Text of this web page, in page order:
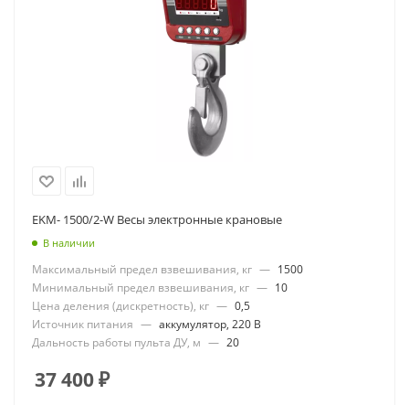
EKM- 1500/2-W Весы электронные крановые
В наличии
Максимальный предел взвешивания, кг — 1500
Минимальный предел взвешивания, кг — 10
Цена деления (дискретность), кг — 0,5
Источник питания — аккумулятор, 220 В
Дальность работы пульта ДУ, м — 20
37 400₽